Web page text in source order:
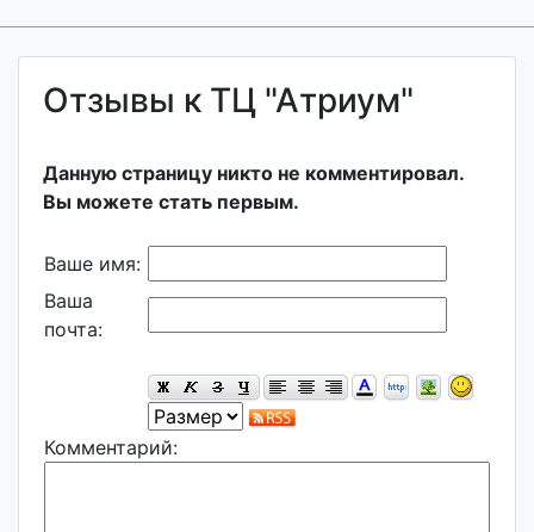
Отзывы к ТЦ "Атриум"
Данную страницу никто не комментировал.
Вы можете стать первым.
Ваше имя:
Ваша
почта:
Комментарий: